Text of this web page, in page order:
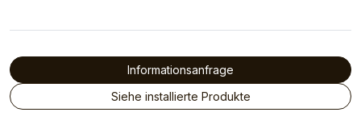
Informationsanfrage
Siehe installierte Produkte